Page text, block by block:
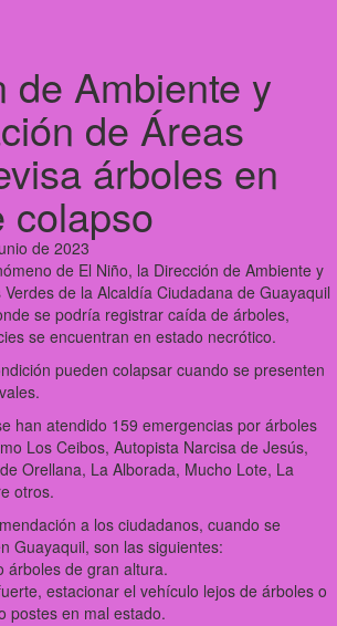
de Ambiente y
de Áreas
árboles en
colapso
de 2023
de El Niño, la Dirección de Ambiente y
de la Alcaldía Ciudadana de Guayaquil
se podría registrar caída de árboles,
se encuentran en estado necrótico.
pueden colapsar cuando se presenten
han atendido 159 emergencias por árboles
Los Ceibos, Autopista Narcisa de Jesús,
Orellana, La Alborada, Mucho Lote, La
otros.
a los ciudadanos, cuando se
Guayaquil, son las siguientes:
árboles de gran altura.
estacionar el vehículo lejos de árboles o
postes en mal estado.